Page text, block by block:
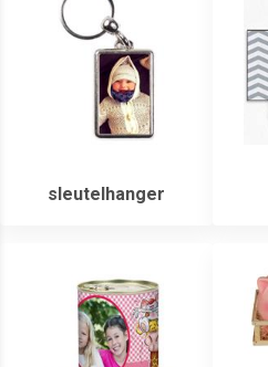
sleutelhanger